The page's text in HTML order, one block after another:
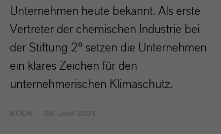
Unternehmen heute bekannt. Als erste
Vertreter der chemischen Industrie bei
der Stiftung 2° setzen die Unternehmen
ein klares Zeichen für den
unternehmerischen Klimaschutz.